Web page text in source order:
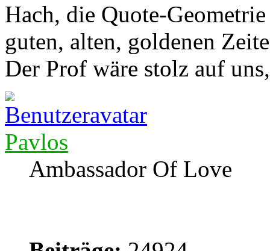
Hach, die Quote-
guten, alten, goldenen
Der Prof wäre stolz auf
Pavlos
Ambassador Of Love